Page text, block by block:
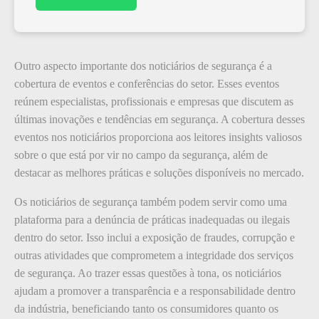
Outro aspecto importante dos noticiários de segurança é a
cobertura de eventos e conferências do setor. Esses eventos
reúnem especialistas, profissionais e empresas que discutem as
últimas inovações e tendências em segurança. A cobertura desses
eventos nos noticiários proporciona aos leitores insights valiosos
sobre o que está por vir no campo da segurança, além de
destacar as melhores práticas e soluções disponíveis no mercado.
Os noticiários de segurança também podem servir como uma
plataforma para a denúncia de práticas inadequadas ou ilegais
dentro do setor. Isso inclui a exposição de fraudes, corrupção e
outras atividades que comprometem a integridade dos serviços
de segurança. Ao trazer essas questões à tona, os noticiários
ajudam a promover a transparência e a responsabilidade dentro
da indústria, beneficiando tanto os consumidores quanto os